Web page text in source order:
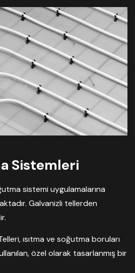
Sistemleri
sistemi uygulamalarına
Galvanizli tellerden
ısıtma ve soğutma boruları
özel olarak tasarlanmış bir